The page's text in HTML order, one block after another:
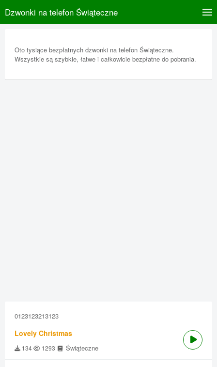
Dzwonki na telefon Świąteczne
Oto tysiące bezpłatnych dzwonki na telefon Świąteczne.
Wszystkie są szybkie, łatwe i całkowicie bezpłatne do pobrania.
0123123213123
Lovely Christmas
134 1293 Świąteczne